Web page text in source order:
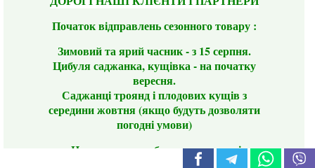
Початок відправлень сезонного товару :
Зимовий та ярий часник - з 15 серпня.
Цибуля саджанка, кущівка - на початку
вересня.
Саджанці троянд і плодових кущів з
середини жовтня (якщо будуть дозволяти
погодні умови)
Цього сезону ви будете задоволені
традиційно гарним асортиментом цибулі